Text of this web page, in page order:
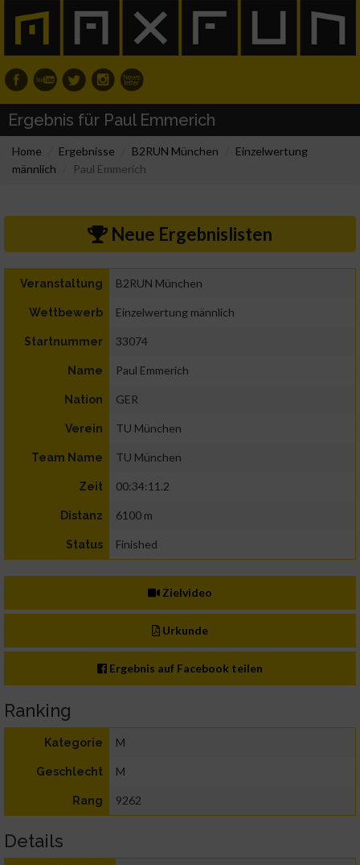
Ergebnis für Paul Emmerich
Home Ergebnisse B2RUN München
Einzelwertung
männlich
Paul Emmerich
Neue Ergebnislisten
Veranstaltung B2RUN München
Wettbewerb Einzelwertung männlich
Startnummer 33074
Name Paul Emmerich
Nation GER
Verein TU München
Team Name TU München
Zeit 00:34:11.2
Distanz 6100 m
Status Finished
Zielvideo
Urkunde
Ergebnis auf Facebook teilen
Ranking
Kategorie M
Geschlecht M
Rang 9262
Details